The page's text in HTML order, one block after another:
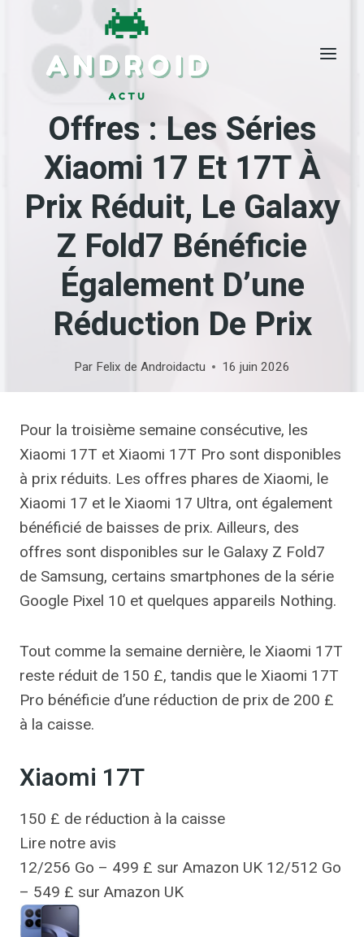
Offres : Les Séries
Xiaomi 17 Et 17T À
Prix Réduit, Le Galaxy
Z Fold7 Bénéficie
Également D’une
Réduction De Prix
Par Felix de Androidactu 16 juin 2026
Pour la troisième semaine consécutive, les
Xiaomi 17T et Xiaomi 17T Pro sont disponibles
à prix réduits. Les offres phares de Xiaomi, le
Xiaomi 17 et le Xiaomi 17 Ultra, ont également
bénéficié de baisses de prix. Ailleurs, des
offres sont disponibles sur le Galaxy Z Fold7
de Samsung, certains smartphones de la série
Google Pixel 10 et quelques appareils Nothing.
Tout comme la semaine dernière, le Xiaomi 17T
reste réduit de 150 £, tandis que le Xiaomi 17T
Pro bénéficie d’une réduction de prix de 200 £
à la caisse.
Xiaomi 17T
150 £ de réduction à la caisse
Lire notre avis
12/256 Go – 499 £ sur Amazon UK 12/512 Go
– 549 £ sur Amazon UK